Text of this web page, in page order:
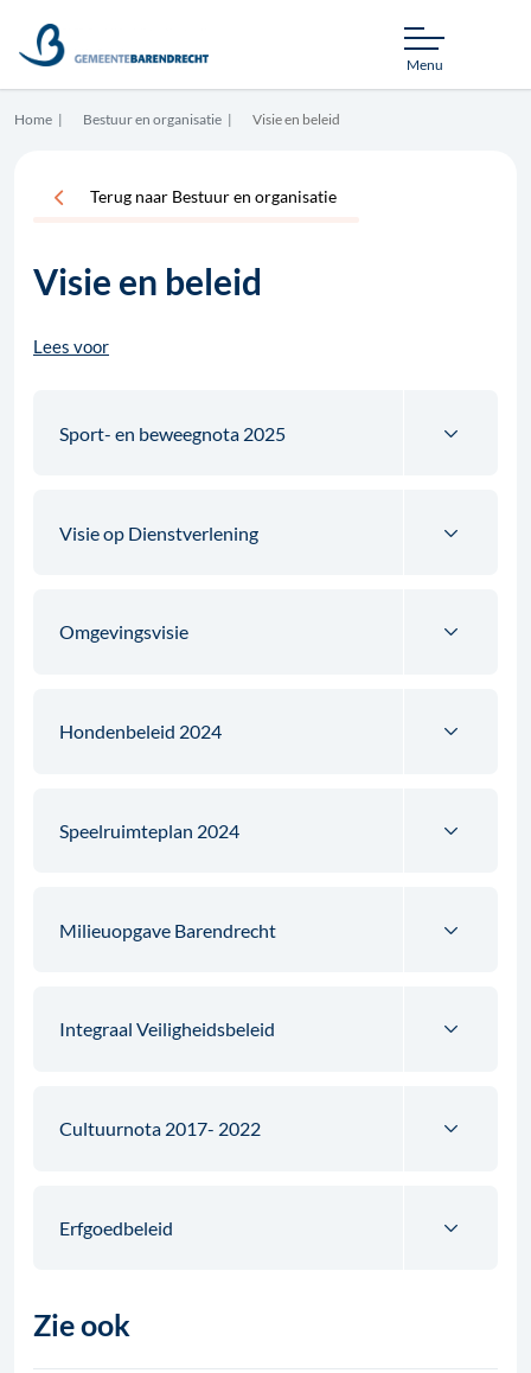
Menu
Home Bestuur en organisatie Visie en beleid
Terug naar Bestuur en organisatie
Visie en beleid
Lees voor
Sport- en beweegnota 2025
Visie op Dienstverlening
Omgevingsvisie
Hondenbeleid 2024
Speelruimteplan 2024
Milieuopgave Barendrecht
Integraal Veiligheidsbeleid
Cultuurnota 2017- 2022
Erfgoedbeleid
Zie ook